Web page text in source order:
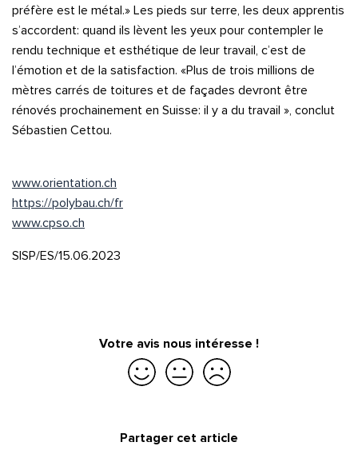
préfère est le métal.» Les pieds sur terre, les deux apprentis
s’accordent: quand ils lèvent les yeux pour contempler le
rendu technique et esthétique de leur travail, c’est de
l’émotion et de la satisfaction. «Plus de trois millions de
mètres carrés de toitures et de façades devront être
rénovés prochainement en Suisse: il y a du travail », conclut
Sébastien Cettou.
www.orientation.ch
https://polybau.ch/fr
www.cpso.ch
SISP/ES/15.06.2023
Votre avis nous intéresse !
Partager cet article
Quelle est la pertinence de cette page?